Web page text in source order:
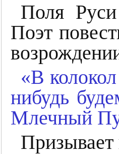
Поля
Поэт
«В
нибудь
Млечный
Призывает